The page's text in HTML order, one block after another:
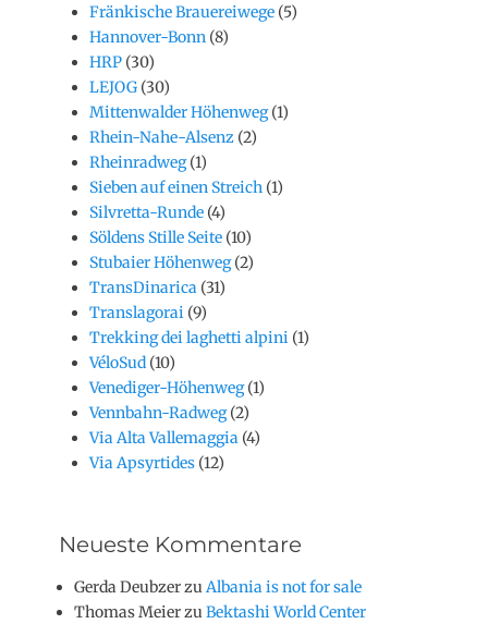
Fränkische Brauereiwege (5)
Hannover-Bonn (8)
HRP (30)
LEJOG (30)
Mittenwalder Höhenweg(1)
Rhein-Nahe-Alsenz (2)
Rheinradweg(1)
Sieben auf einen Streich (1)
Silvretta-Runde (4)
Söldens Stille Seite (10)
Stubaier Höhenweg(2)
TransDinarica (31)
Translagorai (9)
Trekking dei laghetti alpini (1)
VéloSud (10)
Venediger-Höhenweg(1)
Vennbahn-Radweg(2)
Via Alta Vallemaggia (4)
Via Apsyrtides (12)
Neueste Kommentare
Gerda DeubzerzuAlbania is not for sale
Thomas MeierzuBektashi World Center